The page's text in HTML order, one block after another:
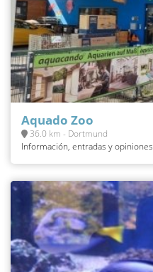
Aquado Zoo
36.0 km - Dortmund
Información, entradas y opiniones